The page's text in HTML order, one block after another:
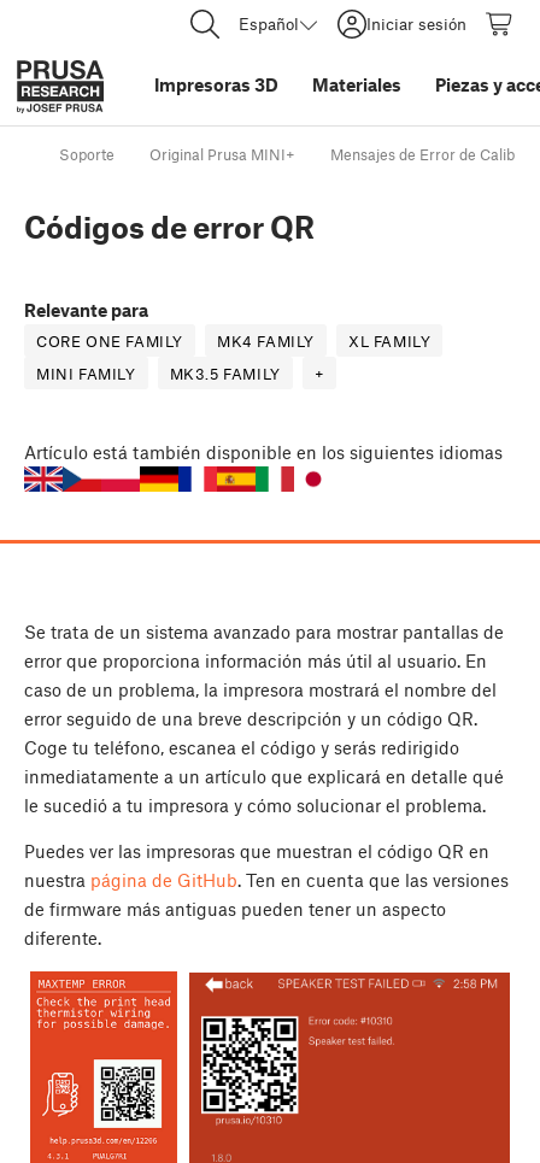
Español Iniciar sesión
Impresoras 3D Materiales Piezas y
Soporte Original Prusa MINI+ Mensajes de Error de
Códigos de error QR
Relevante para
CORE ONE FAMILY MK4 FAMILY
XL FAMILY
MINI FAMILY
MK3.5 FAMILY +
Artículo está también disponible en los siguientes idiomas
Se trata de un sistema avanzado para mostrar pantallas de
error que proporciona información más útil al usuario. En
caso de un problema, la impresora mostrará el nombre del
error seguido de una breve descripción y un código QR.
Coge tu teléfono, escanea el código y serás redirigido
inmediatamente a un artículo que explicará en detalle qué
le sucedió a tu impresora y cómo solucionar el problema.
Puedes ver las impresoras que muestran el código QR en
nuestra página de GitHub. Ten en cuenta que las versiones
de firmware más antiguas pueden tener un aspecto
diferente.